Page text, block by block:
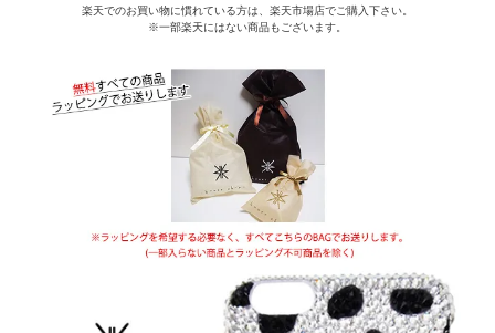
楽天でのお買い物に慣れている方は、楽天市場店でご購入下さい。
※一部楽天にはない商品もございます。